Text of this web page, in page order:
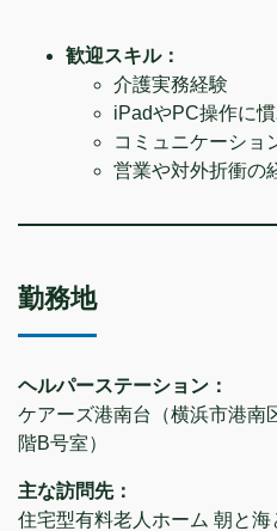
歓迎スキル：
介護実務経験
iPadやPC操作に
コミュニケーショ
営業や対外折衝の
勤務地
ヘルパーステーション：
ケアーズ港南台（横浜市港南
階B号室）
主な訪問先：
住宅型有料老人ホーム 朝と海